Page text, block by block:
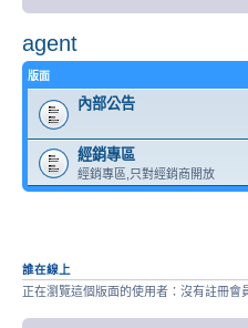
agent
版面
內部公告
經銷專區
經銷專區,只對經銷商開放
誰在線上
正在瀏覽這個版面的使用者：沒有註冊會